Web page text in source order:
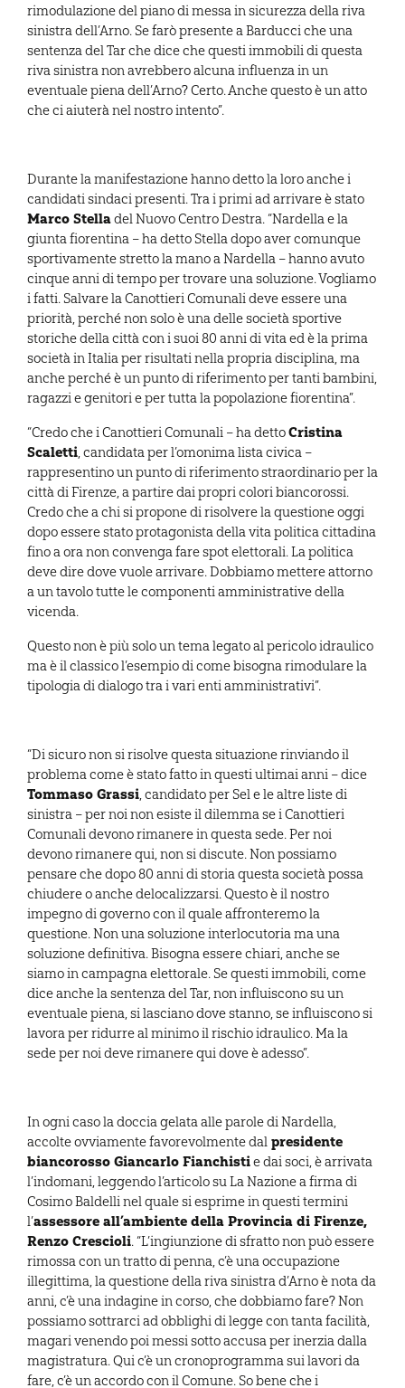
rimodulazione del piano di messa in sicurezza della riva
sinistra dell’Arno. Se farò presente a Barducci che una
sentenza del Tar che dice che questi immobili di questa
riva sinistra non avrebbero alcuna influenza in un
eventuale piena dell’Arno? Certo. Anche questo è un atto
che ci aiuterà nel nostro intento”.
Durante la manifestazione hanno detto la loro anche i
candidati sindaci presenti. Tra i primi ad arrivare è stato
Marco Stelladel Nuovo Centro Destra. “Nardella e la
giunta fiorentina – ha detto Stella dopo aver comunque
sportivamente stretto la mano a Nardella – hanno avuto
cinque anni di tempo per trovare una soluzione. Vogliamo
i fatti. Salvare la Canottieri Comunali deve essere una
priorità, perché non solo è una delle società sportive
storiche della città con i suoi 80 anni di vita ed è la prima
società in Italia per risultati nella propria disciplina, ma
anche perché è un punto di riferimento per tanti bambini,
ragazzi e genitori e per tutta la popolazione fiorentina”.
“Credo che i Canottieri Comunali – ha dettoCristina
Scaletti, candidata per l’omonima lista civica –
rappresentino un punto di riferimento straordinario per la
città di Firenze, a partire dai propri colori biancorossi.
Credo che a chi si propone di risolvere la questione oggi
dopo essere stato protagonista della vita politica cittadina
fino a ora non convenga fare spot elettorali. La politica
deve dire dove vuole arrivare. Dobbiamo mettere attorno
a un tavolo tutte le componenti amministrative della
vicenda.
Questo non è più solo un tema legato al pericolo idraulico
ma è il classico l’esempio di come bisogna rimodulare la
tipologia di dialogo tra i vari enti amministrativi”.
“Di sicuro non si risolve questa situazione rinviando il
problema come è stato fatto in questi ultimai anni – dice
Tommaso Grassi, candidato per Sel e le altre liste di
sinistra – per noi non esiste il dilemma se i Canottieri
Comunali devono rimanere in questa sede. Per noi
devono rimanere qui, non si discute. Non possiamo
pensare che dopo 80 anni di storia questa società possa
chiudere o anche delocalizzarsi. Questo è il nostro
impegno di governo con il quale affronteremo la
questione. Non una soluzione interlocutoria ma una
soluzione definitiva. Bisogna essere chiari, anche se
siamo in campagna elettorale. Se questi immobili, come
dice anche la sentenza del Tar, non influiscono su un
eventuale piena, si lasciano dove stanno, se influiscono si
lavora per ridurre al minimo il rischio idraulico. Ma la
sede per noi deve rimanere qui dove è adesso”.
In ogni caso la doccia gelata alle parole di Nardella,
accolte ovviamente favorevolmente dal presidente
biancorosso Giancarlo Fianchistie dai soci, è arrivata
l’indomani, leggendo l’articolo su La Nazione a firma di
Cosimo Baldelli nel quale si esprime in questi termini
l’assessore all’ambiente della Provincia di Firenze,
Renzo Crescioli. “L’ingiunzione di sfratto non può essere
rimossa con un tratto di penna, c’è una occupazione
illegittima, la questione della riva sinistra d’Arno è nota da
anni, c’è una indagine in corso, che dobbiamo fare? Non
possiamo sottrarci ad obblighi di legge con tanta facilità,
magari venendo poi messi sotto accusa per inerzia dalla
magistratura. Qui c’è un cronoprogramma sui lavori da
fare, c’è un accordo con il Comune. So bene che i